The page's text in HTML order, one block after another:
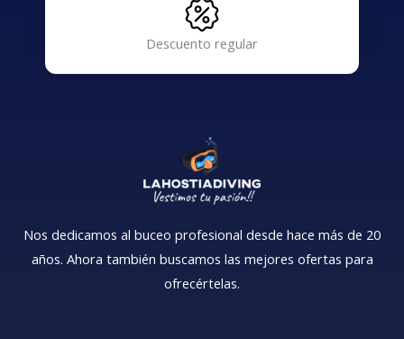
Descuento regular
Nos dedicamos al buceo profesional desde hace más de 20
años. Ahora también buscamos las mejores ofertas para
ofrecértelas.